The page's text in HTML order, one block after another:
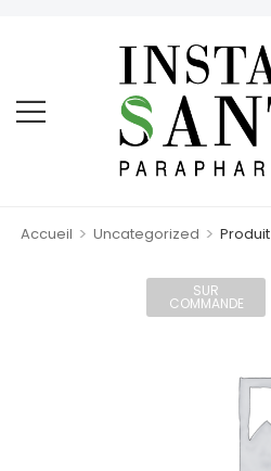
Accueil > Uncategorized > Produit
SUR
COMMANDE